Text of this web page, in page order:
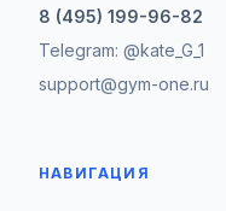
8 (495) 199-96-82
Telegram: @kate_G_1
support@gym-one.ru
НАВИГАЦИЯ